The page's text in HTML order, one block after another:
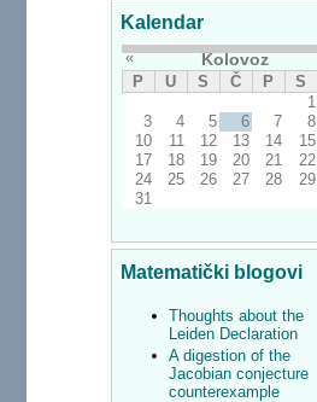
Kalendar
« Kolovoz
P
U S Č P S
1
3
4 5 6 7 8
10
11 12 13 14 15
17
18 19 20 21 22
24
25 26 27 28 29
31
Matematički blogovi
Thoughts about the
Leiden Declaration
A digestion of the
Jacobian conjecture
counterexample